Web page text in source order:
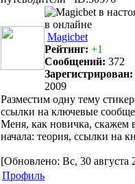
Magicbet
Рейтинг: +1
Сообщений: 372
Зарегистрирован:
2009
Разместим одну тему
ссылки на ключевые
Меня, как новичка, скажем
начала: теория, ссылки на
[Обновлено: Вс, 30 августа
Профиль